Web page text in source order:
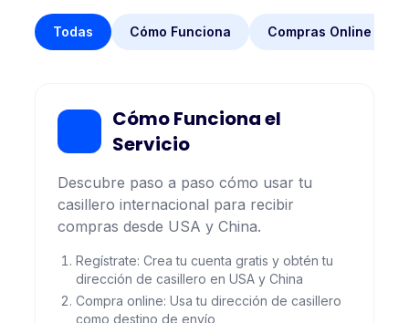
Todas Cómo Funciona Compras Online
Cómo Funciona el
Servicio
Descubre paso a paso cómo usar tu
casillero internacional para recibir
compras desde USA y China.
Regístrate: Crea tu cuenta gratis y obtén tu
dirección de casillero en USA y China
Compra online: Usa tu dirección de casillero
como destino de envío